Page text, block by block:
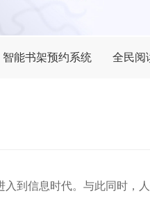
智能书架预约系统 全民阅
到信息时代。与此同时，